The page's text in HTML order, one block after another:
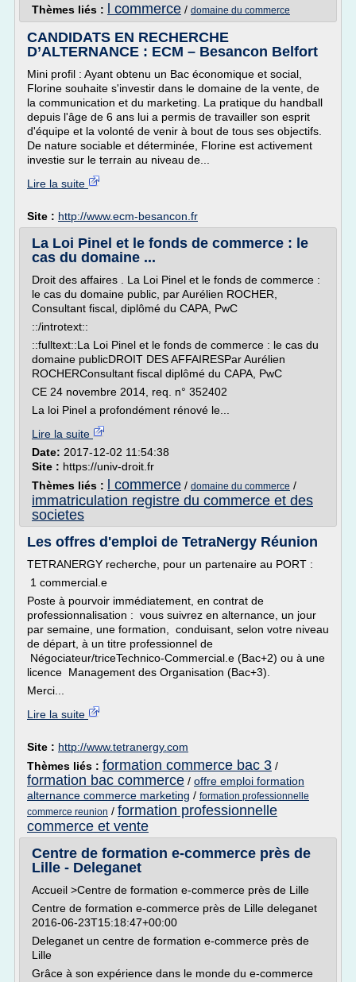
Thèmes liés :
l commerce / domaine du commerce
CANDIDATS EN RECHERCHE
D’ALTERNANCE : ECM – Besancon Belfort
Mini profil : Ayant obtenu un Bac économique et social,
Florine souhaite s'investir dans le domaine de la vente, de
la communication et du marketing. La pratique du handball
depuis l'âge de 6 ans lui a permis de travailler son esprit
d'équipe et la volonté de venir à bout de tous ses objectifs.
De nature sociable et déterminée, Florine est activement
investie sur le terrain au niveau de...
Lire la suite
Site : http://www.ecm-besancon.fr
La Loi Pinel et le fonds de commerce : le
cas du domaine ...
Droit des affaires . La Loi Pinel et le fonds de commerce :
le cas du domaine public, par Aurélien ROCHER,
Consultant fiscal, diplômé du CAPA, PwC
::/introtext::
::fulltext::La Loi Pinel et le fonds de commerce : le cas du
domaine publicDROIT DES AFFAIRESPar Aurélien
ROCHERConsultant fiscal diplômé du CAPA, PwC
CE 24 novembre 2014, req. n° 352402
La loi Pinel a profondément rénové le...
Lire la suite
Date: 2017-12-02 11:54:38
Site : https://univ-droit.fr
Thèmes liés :
l commerce / domaine du commerce /
immatriculation registre du commerce et des
societes
Les offres d'emploi de TetraNergy Réunion
TETRANERGY recherche, pour un partenaire au PORT :
1 commercial.e
Poste à pourvoir immédiatement, en contrat de
professionnalisation : vous suivrez en alternance, un jour
par semaine, une formation, conduisant, selon votre niveau
de départ, à un titre professionnel de
Négociateur/triceTechnico-Commercial.e (Bac+2) ou à une
licence Management des Organisation (Bac+3).
Merci...
Lire la suite
Site : http://www.tetranergy.com
Thèmes liés : formation commerce bac 3 /
formation bac commerce / offre emploi formation
alternance commerce marketing / formation professionnelle
commerce reunion / formation professionnelle
commerce et vente
Centre de formation e-commerce près de
Lille - Deleganet
Accueil >Centre de formation e-commerce près de Lille
Centre de formation e-commerce près de Lille deleganet
2016-06-23T15:18:47+00:00
Deleganet un centre de formation e-commerce près de
Lille
Grâce à son expérience dans le monde du e-commerce